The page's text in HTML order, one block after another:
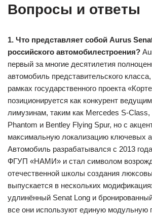
Вопросы и ответы
1. Что представляет собой Aurus
российского автомобилестроения?
первый за многие десятилетия
автомобиль представительского
рамках государственного проекта
позиционируется как конкурент
лимузинам, таким как Mercedes S-
Phantom и Bentley Flying Spur, но с
максимальную локализацию ключевых
Автомобиль разрабатывался с 2013
ФГУП «НАМИ» и стал символом
отечественной школы создания
выпускается в нескольких
удлинённый Senat Long и
все они используют единую модульную